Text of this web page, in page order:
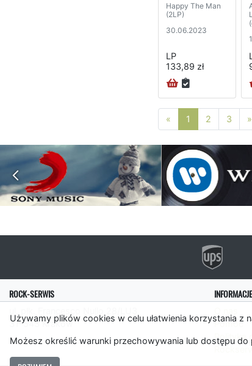
Używamy plików cookies w celu ułatwienia korzystania z
Możesz określić warunki przechowywania lub dostępu
Happy The Man
(2LP)
30.06.2023
LP
133,89 zł
« Poprzednia strona
1 2 3 »
ROCK-SERWIS
31-543 Kraków
INFORMACJE
Pomoc
Polityka